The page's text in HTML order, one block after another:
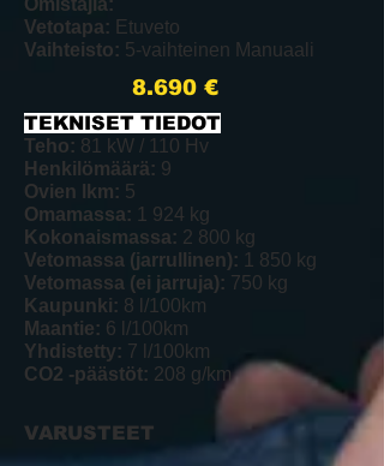
Omistajia:
Vetotapa: Etuveto
Vaihteisto: 5-vaihteinen Manuaali
8.690 €
TEKNISET TIEDOT​
Teho: 81 kW / 110 Hv
Henkilömäärä: 9
Ovien lkm: 5
Omamassa: 1 924 kg
Kokonaismassa: 2 800 kg
Vetomassa (jarrullinen): 1 850 kg
Vetomassa (ei jarruja): 750 kg
Kaupunki: 8 l/100km
Maantie: 6 l/100km
Yhdistetty: 7 l/100km
CO2 -päästöt: 208 g/km
VARUSTEET